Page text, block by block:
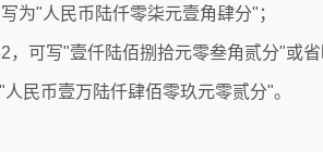
为"人民币陆仟零柒元壹角肆分"；
可写"壹仟陆佰捌拾元零叁角贰分"或省
民币壹万陆仟肆佰零玖元零贰分"。